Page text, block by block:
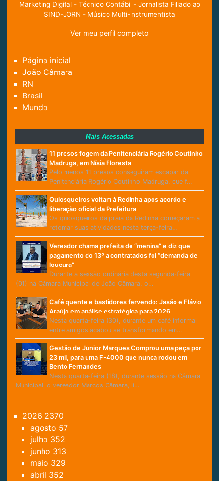
Marketing Digital - Técnico Contábil - Jornalista Filiado ao
SIND-JORN - Músico Multi-instrumentista
Ver meu perfil completo
Página inicial
João Câmara
RN
Brasil
Mundo
Mais Acessadas
11 presos fogem da Penitenciária Rogério Coutinho
Madruga, em Nísia Floresta
Pelo menos 11 presos conseguiram escapar da
Penitenciária Rogério Coutinho Madruga, que f…
Quiosqueiros voltam à Redinha após acordo e
liberação oficial da Prefeitura
Os quiosqueiros da praia da Redinha começaram a
retomar suas atividades nesta terça-feira…
Vereador chama prefeita de “menina” e diz que
pagamento do 13º a contratados foi “demanda de
loucura”
Durante a sessão ordinária desta segunda-feira
(01) na Câmara Municipal de João Câmara, o…
Café quente e bastidores fervendo: Jasão e Flávio
Araújo em análise estratégica para 2026
Nesta quarta-feira (30), durante um café informal
entre amigos acabou se transformando em…
Gestão de Júnior Marques Comprou uma peça por
23 mil, para uma F-4000 que nunca rodou em
Bento Fernandes
Nesta quarta-feira (18), durante sessão na Câmara
Municipal, o vereador Marcos Câmara, lí…
2026 2370
agosto 57
julho 352
junho 313
maio 329
abril 352